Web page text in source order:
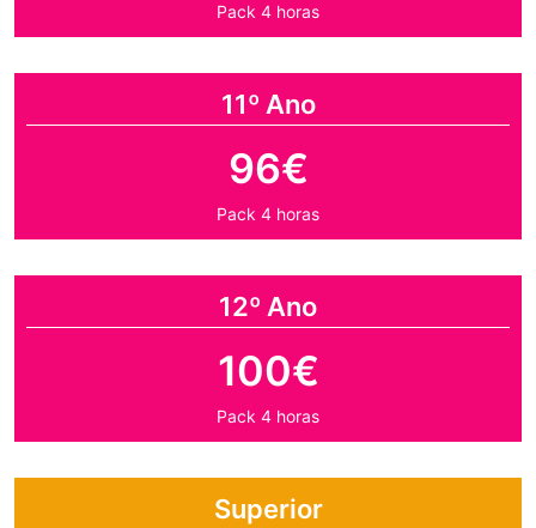
Pack 4 horas
11º Ano
96€
Pack 4 horas
12º Ano
100€
Pack 4 horas
Superior